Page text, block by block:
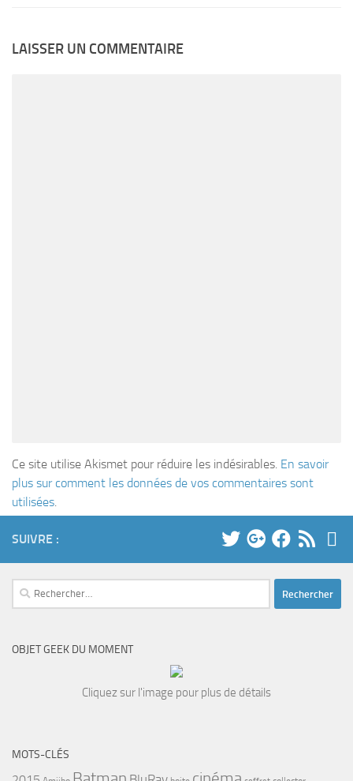
LAISSER UN COMMENTAIRE
Ce site utilise Akismet pour réduire les indésirables. En savoir
plus sur comment les données de vos commentaires sont
utilisées.
SUIVRE :
Rechercher :
OBJET GEEK DU MOMENT
Cliquez sur l'image pour plus de détails
MOTS-CLÉS